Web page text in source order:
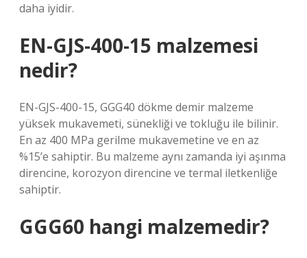
daha iyidir.
EN-GJS-400-15 malzemesi
nedir?
EN-GJS-400-15, GGG40 dökme demir malzeme
yüksek mukavemeti, sünekliği ve tokluğu ile bilinir.
En az 400 MPa gerilme mukavemetine ve en az
%15’e sahiptir. Bu malzeme aynı zamanda iyi aşınma
direncine, korozyon direncine ve termal iletkenliğe
sahiptir.
GGG60 hangi malzemedir?